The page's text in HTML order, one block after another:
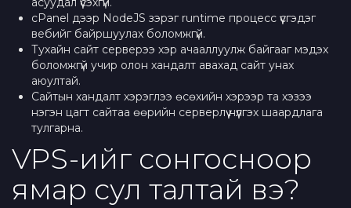
cPanel дээр NodeJS зэрэг runtime процесс үүсгэдэг
вебийг байршуулах боломжгүй.
Тухайн сайт серверээ хэр ачааллуулж байгааг мэдэх
боломжгүй учир олон хандалт авахад сайт унах
аюултай.
Сайтын хандалт хэрэглээ өсөхийн хэрээр та хэзээ
нэгэн цагт сайтаа өөрийн серверлүү нүүлгэх шаардлага
тулгарна.
VPS-ийг сонгосноор
ямар сул талтай вэ?